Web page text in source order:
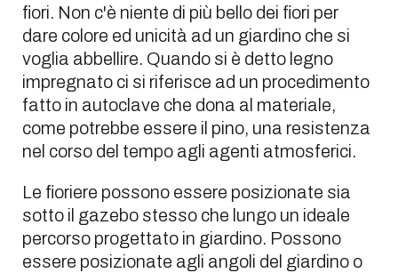
fiori. Non c'è niente di più bello dei fiori per
dare colore ed unicità ad un giardino che si
voglia abbellire. Quando si è detto legno
impregnato ci si riferisce ad un procedimento
fatto in autoclave che dona al materiale,
come potrebbe essere il pino, una resistenza
nel corso del tempo agli agenti atmosferici.
Le fioriere possono essere posizionate sia
sotto il gazebo stesso che lungo un ideale
percorso progettato in giardino. Possono
essere posizionate agli angoli del giardino o